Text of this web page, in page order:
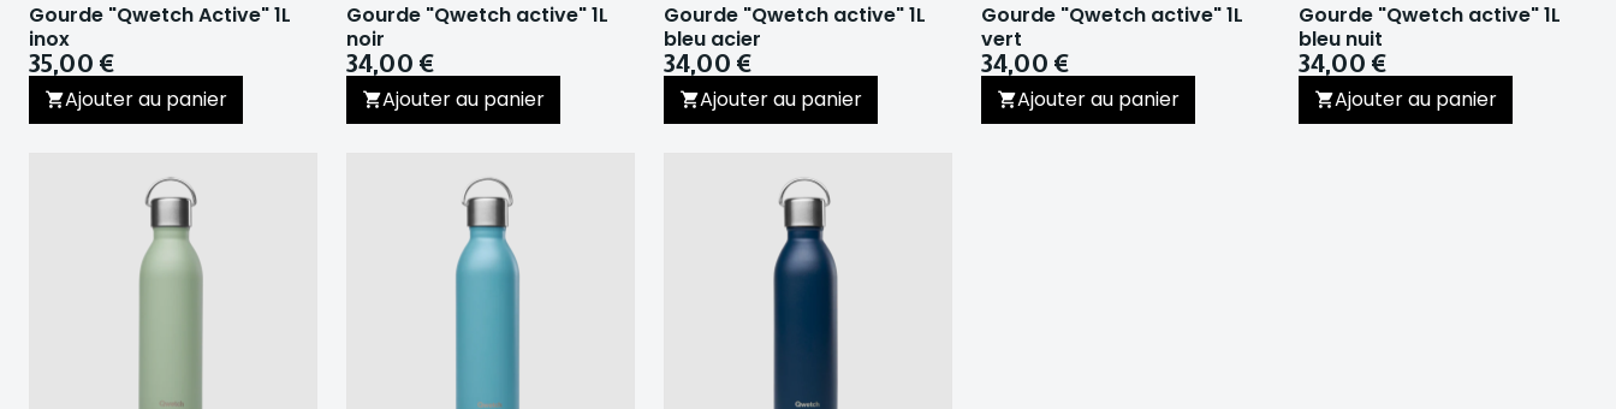
Gourde "Qwetch Active" 1L
inox
35,00 €
Ajouter au panier
Gourde "Qwetch active" 1L
noir
34,00 €
Ajouter au panier
Gourde "Qwetch active" 1L
bleu acier
34,00 €
Ajouter au panier
Gourde "Qwetch active" 1L
vert
34,00 €
Ajouter au panier
Gourde "Qwetch active" 1L
bleu nuit
34,00 €
Ajouter au panier